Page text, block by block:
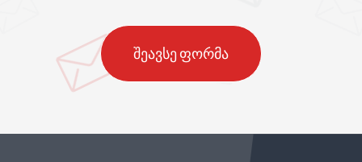
შეავსე ფორმა